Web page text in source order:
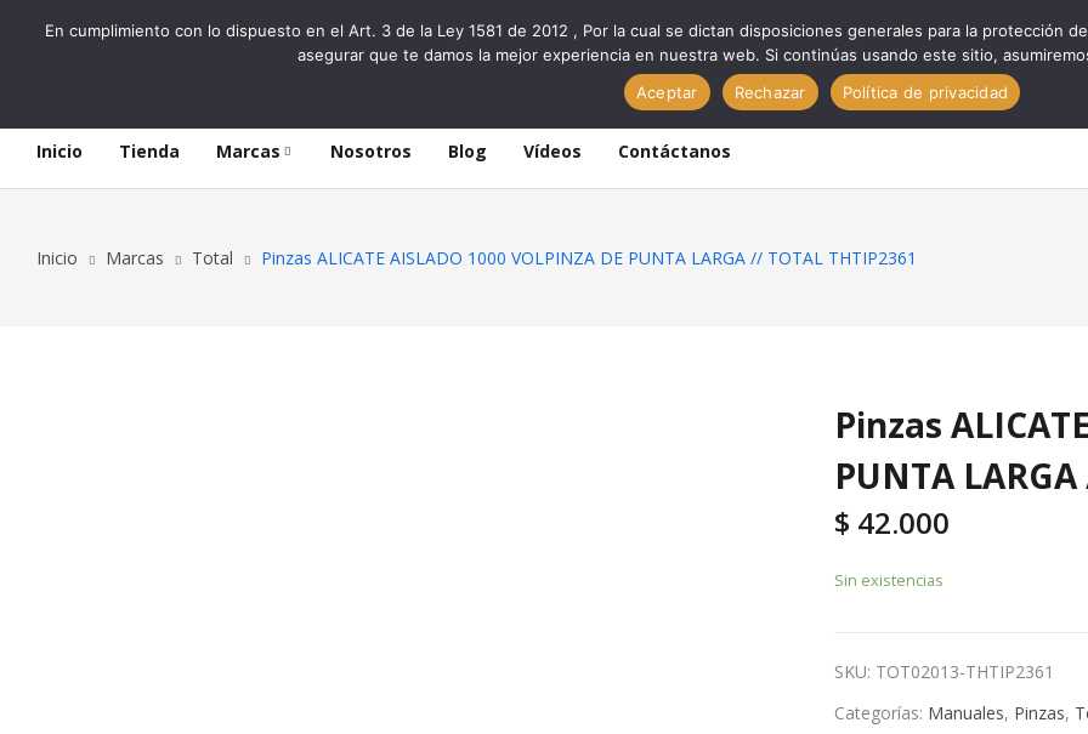
Inicio Tienda Marcas Nosotros Blog Vídeos Contáctanos
Inicio Marcas Total Pinzas ALICATE AISLADO 1000 VOLPINZA DE PUNTA LARGA // TOTAL THTIP2361
Pinzas
PUNTA
$ 42.000
Sin existencias
SKU: TOT02013-THTIP2361
Categorías: Manuales, Pinzas,
En cumplimiento con lo dispuesto en el Art. 3 de la Ley 1581 de 2012 , Por la cual se dictan disposiciones generales para la protección
asegurar que te damos la mejor experiencia en nuestra web. Si continúas usando este sitio,
Aceptar
Rechazar Política de privacidad